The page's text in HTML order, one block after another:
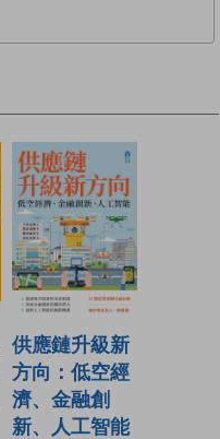
供應鏈升級新
方向：低空經
濟、金融創
新、人工智能